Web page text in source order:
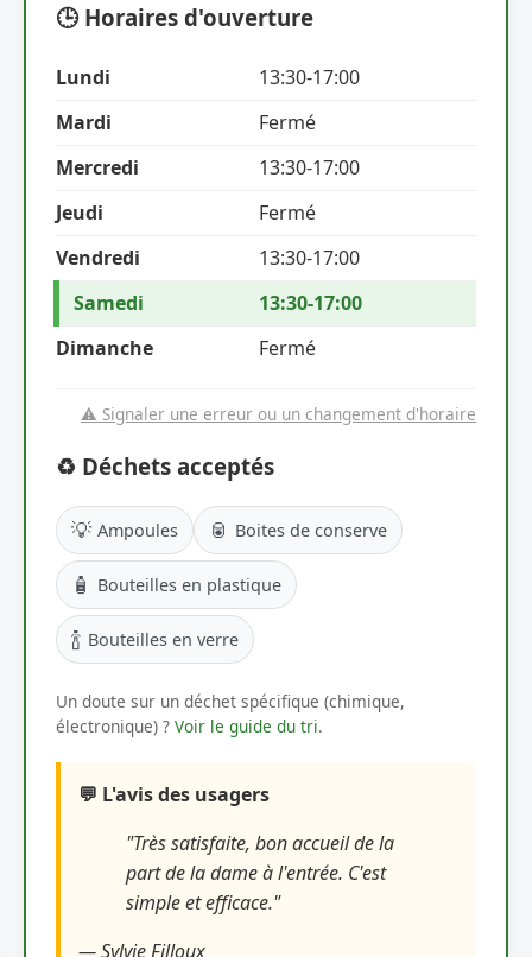
🕒 Horaires d'ouverture
Lundi
13:30-17:00
Mardi
Fermé
Mercredi
13:30-17:00
Jeudi
Fermé
Vendredi
13:30-17:00
Samedi
13:30-17:00
Dimanche
Fermé
⚠️ Signaler une erreur ou un changement d'horaire
♻️ Déchets acceptés
💡 Ampoules 🥫 Boites de conserve
🧴 Bouteilles en plastique
🍾 Bouteilles en verre
Un doute sur un déchet spécifique (chimique,
électronique) ? Voir le guide du tri.
💬 L'avis des usagers
"Très satisfaite, bon accueil de la
part de la dame à l'entrée. C'est
simple et efficace."
— Sylvie Filloux